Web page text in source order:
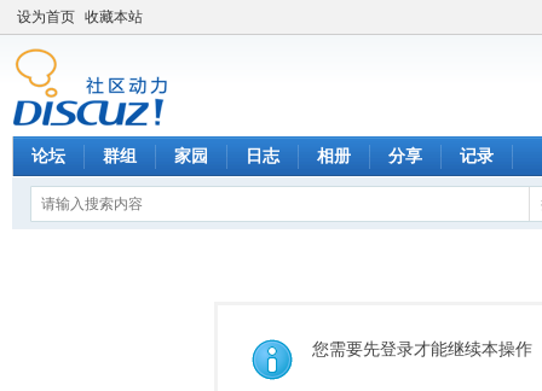
设为首页 收藏本站
论坛 群组 家园 日志 相册 分享 记录
您需要先登录才能继续本操作